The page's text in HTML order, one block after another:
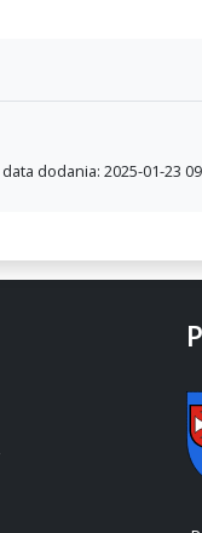
data dodania: 2025-01-23